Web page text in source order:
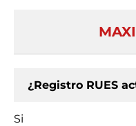
¿Registro RUES
Si